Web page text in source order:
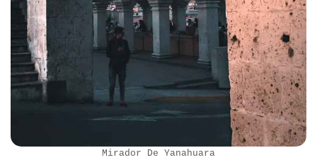
Mirador De Yanahuara